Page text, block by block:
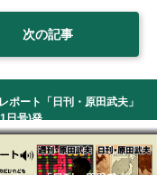
次の記事
ポート「日刊・原田武夫」
日号)発...